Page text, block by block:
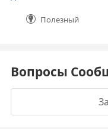
Полезный
Вопросы